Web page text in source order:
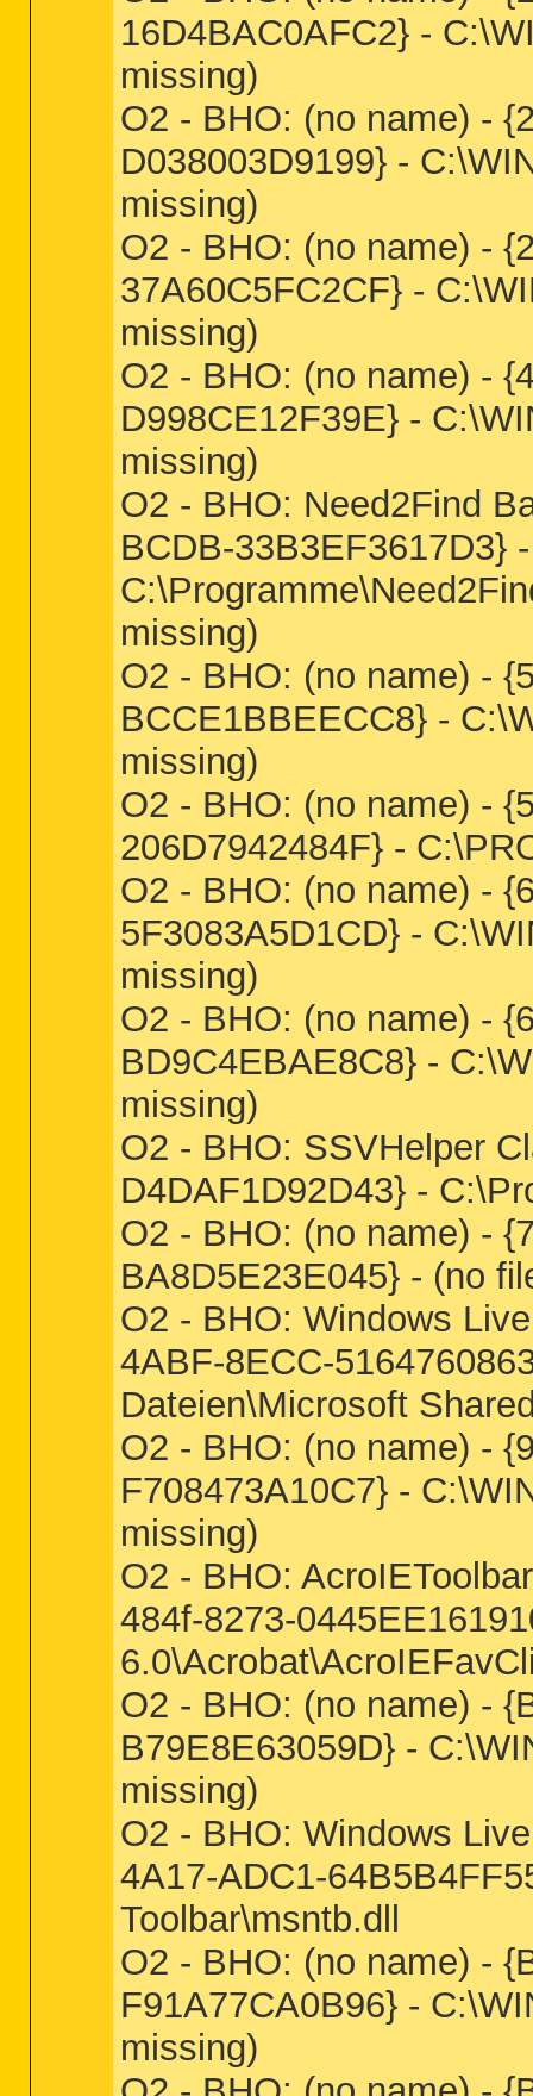
16D4BAC0AFC2} -
missing)
O2 - BHO: (no name) -
D038003D9199} -
missing)
O2 - BHO: (no name) -
37A60C5FC2CF} -
missing)
O2 - BHO: (no name) -
D998CE12F39E} -
missing)
O2 - BHO: Need2Find
BCDB-33B3EF3617D3} -
missing)
O2 - BHO: (no name) -
BCCE1BBEECC8} -
missing)
O2 - BHO: (no name) -
206D7942484F} -
O2 - BHO: (no name) -
5F3083A5D1CD} -
missing)
O2 - BHO: (no name) -
BD9C4EBAE8C8} -
missing)
O2 - BHO: SSVHelper
D4DAF1D92D43} -
O2 - BHO: (no name) -
BA8D5E23E045} - (no
O2 - BHO: Windows
4ABF-8ECC-
Dateien\Microsoft
O2 - BHO: (no name) -
F708473A10C7} -
missing)
O2 - BHO:
484f-8273-
O2 - BHO: (no name) -
B79E8E63059D} -
missing)
O2 - BHO: Windows
4A17-ADC1-
Toolbar\msntb.dll
O2 - BHO: (no name) -
F91A77CA0B96} -
missing)